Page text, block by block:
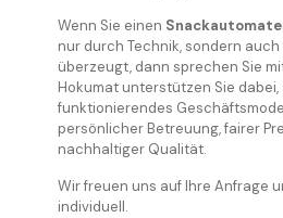
Wenn Sie einen
nur durch Technik, sondern
überzeugt, dann sprechen Sie
Hokumat unterstützen Sie dabei,
funktionierendes
persönlicher Betreuung, fairer
nachhaltiger Qualität.
Wir freuen uns auf Ihre Anfrage
individuell.